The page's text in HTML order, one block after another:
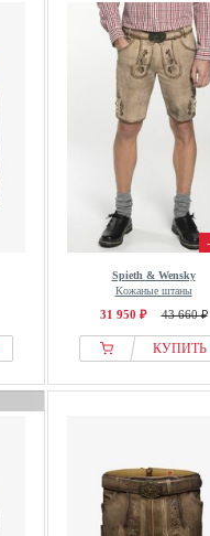
Spieth & Wensky
Кожаные штаны
31 950 ₽ 43 660 ₽
КУПИТЬ